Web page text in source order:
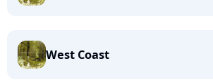
West Coast